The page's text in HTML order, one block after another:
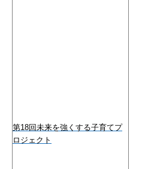
第18回未来を強くする子育てプ
ロジェクト